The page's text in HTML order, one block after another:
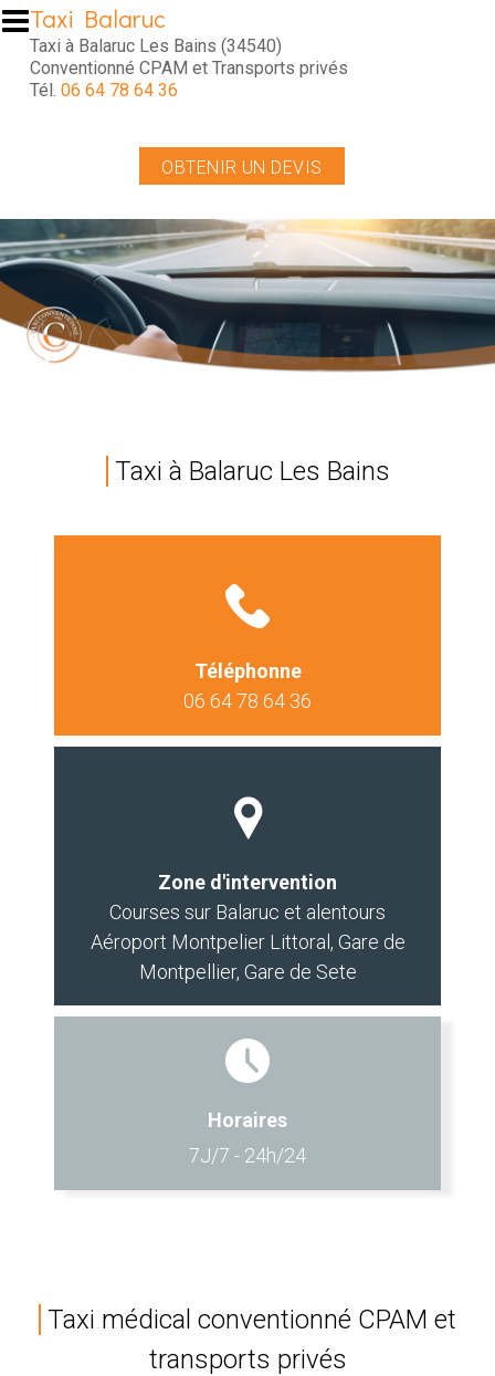
Aller au contenu principal
Taxi Balaruc
Taxi à Balaruc Les Bains (34540)
Conventionné CPAM et Transports privés
Tél.06 64 78 64 36
OBTENIR UN DEVIS
Taxi à Balaruc Les Bains
Téléphonne
06 64 78 64 36
Zone d'intervention
Courses sur Balaruc et alentours
Aéroport Montpelier Littoral, Gare de
Montpellier, Gare de Sete
Horaires
7J/7 - 24h/24
Taxi médical conventionné CPAM et
transports privés